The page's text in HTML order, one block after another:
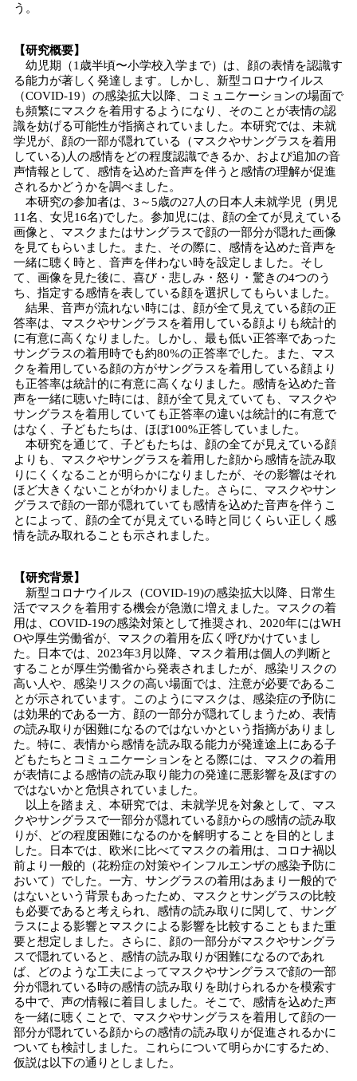
う。
【研究概要】
幼児期（1歳半頃〜小学校入学まで）は、顔の表情を認識す
る能力が著しく発達します。しかし、新型コロナウイルス
（COVID-19）の感染拡大以降、コミュニケーションの場面で
も頻繁にマスクを着用するようになり、そのことが表情の認
識を妨げる可能性が指摘されていました。本研究では、未就
学児が、顔の一部が隠れている（マスクやサングラスを着用
している)人の感情をどの程度認識できるか、および追加の音
声情報として、感情を込めた音声を伴うと感情の理解が促進
されるかどうかを調べました。
本研究の参加者は、3～5歳の27人の日本人未就学児（男児
11名、女児16名)でした。参加児には、顔の全てが見えている
画像と、マスクまたはサングラスで顔の一部分が隠れた画像
を見てもらいました。また、その際に、感情を込めた音声を
一緒に聴く時と、音声を伴わない時を設定しました。そし
て、画像を見た後に、喜び・悲しみ・怒り・驚きの4つのう
ち、指定する感情を表している顔を選択してもらいました。
結果、音声が流れない時には、顔が全て見えている顔の正
答率は、マスクやサングラスを着用している顔よりも統計的
に有意に高くなりました。しかし、最も低い正答率であった
サングラスの着用時でも約80%の正答率でした。また、マス
クを着用している顔の方がサングラスを着用している顔より
も正答率は統計的に有意に高くなりました。感情を込めた音
声を一緒に聴いた時には、顔が全て見えていても、マスクや
サングラスを着用していても正答率の違いは統計的に有意で
はなく、子どもたちは、ほぼ100%正答していました。
本研究を通じて、子どもたちは、顔の全てが見えている顔
よりも、マスクやサングラスを着用した顔から感情を読み取
りにくくなることが明らかになりましたが、その影響はそれ
ほど大きくないことがわかりました。さらに、マスクやサン
グラスで顔の一部が隠れていても感情を込めた音声を伴うこ
とによって、顔の全てが見えている時と同じくらい正しく感
情を読み取れることも示されました。
【研究背景】
新型コロナウイルス（COVID-19)の感染拡大以降、日常生
活でマスクを着用する機会が急激に増えました。マスクの着
用は、COVID-19の感染対策として推奨され、2020年にはWH
Oや厚生労働省が、マスクの着用を広く呼びかけていまし
た。日本では、2023年3月以降、マスク着用は個人の判断と
することが厚生労働省から発表されましたが、感染リスクの
高い人や、感染リスクの高い場面では、注意が必要であるこ
とが示されています。このようにマスクは、感染症の予防に
は効果的である一方、顔の一部分が隠れてしまうため、表情
の読み取りが困難になるのではないかという指摘がありまし
た。特に、表情から感情を読み取る能力が発達途上にある子
どもたちとコミュニケーションをとる際には、マスクの着用
が表情による感情の読み取り能力の発達に悪影響を及ぼすの
ではないかと危惧されていました。
以上を踏まえ、本研究では、未就学児を対象として、マス
クやサングラスで一部分が隠れている顔からの感情の読み取
りが、どの程度困難になるのかを解明することを目的としま
した。日本では、欧米に比べてマスクの着用は、コロナ禍以
前より一般的（花粉症の対策やインフルエンザの感染予防に
おいて）でした。一方、サングラスの着用はあまり一般的で
はないという背景もあったため、マスクとサングラスの比較
も必要であると考えられ、感情の読み取りに関して、サング
ラスによる影響とマスクによる影響を比較することもまた重
要と想定しました。さらに、顔の一部分がマスクやサングラ
スで隠れていると、感情の読み取りが困難になるのであれ
ば、どのような工夫によってマスクやサングラスで顔の一部
分が隠れている時の感情の読み取りを助けられるかを模索す
る中で、声の情報に着目しました。そこで、感情を込めた声
を一緒に聴くことで、マスクやサングラスを着用して顔の一
部分が隠れている顔からの感情の読み取りが促進されるかに
ついても検討しました。これらについて明らかにするため、
仮説は以下の通りとしました。